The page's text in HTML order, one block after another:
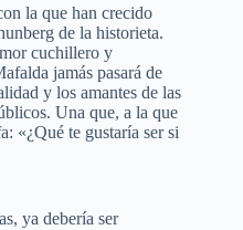
la que han crecido
de la historieta.
cuchillero y
jamás pasará de
y los amantes de las
Una que, a la que
«¿Qué te gustaría ser si
ya debería ser